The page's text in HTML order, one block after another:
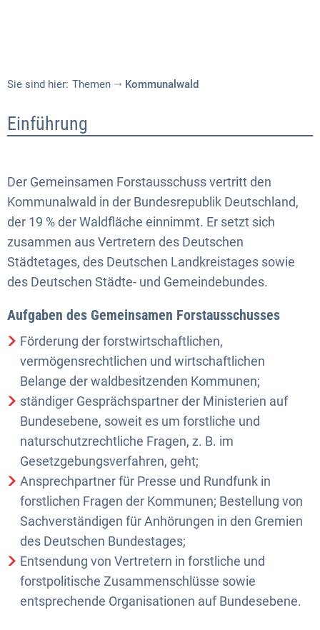
Sie sind hier: Themen Kommunalwald
Kommunalwald
Einführung
Der Gemeinsamen Forstausschuss vertritt den
Kommunalwald in der Bundesrepublik Deutschland,
der 19 % der Waldfläche einnimmt. Er setzt sich
zusammen aus Vertretern des Deutschen
Städtetages, des Deutschen Landkreistages sowie
des Deutschen Städte- und Gemeindebundes.
Aufgaben des Gemeinsamen Forstausschusses
Förderung der forstwirtschaftlichen,
vermögensrechtlichen und wirtschaftlichen
Belange der waldbesitzenden Kommunen;
ständiger Gesprächspartner der Ministerien auf
Bundesebene, soweit es um forstliche und
naturschutzrechtliche Fragen, z. B. im
Gesetzgebungsverfahren, geht;
Ansprechpartner für Presse und Rundfunk in
forstlichen Fragen der Kommunen; Bestellung von
Sachverständigen für Anhörungen in den Gremien
des Deutschen Bundestages;
Entsendung von Vertretern in forstliche und
forstpolitische Zusammenschlüsse sowie
entsprechende Organisationen auf Bundesebene.